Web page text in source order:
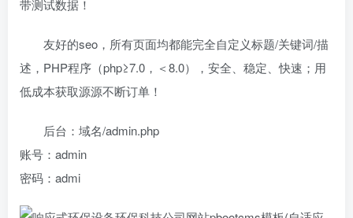
带测试数据！
友好的seo，所有页面均都能完全自定义标题/关键词/描
述，PHP程序（php≥7.0，＜8.0），安全、稳定、快速；用
低成本获取源源不断订单！
后台：域名/admin.php
账号：admin
密码：admi